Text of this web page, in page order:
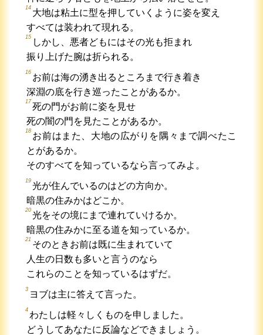
14
大地は粘土に型を押していくように姿を変え
すべては装われて現れる。
15
しかし、悪者どもにはその光も拒まれ
振り上げた腕は折られる。
16
お前は海の湧き出るところまで行き着き
深淵の底を行き巡ったことがあるか。
17
死の門がお前に姿を見せ
死の闇の門を見たことがあるか。
18
お前はまた、大地の広がりを隅々まで調べたこ
とがあるか。
そのすべてを知っているなら言ってみよ。
19
光が住んでいるのはどの方向か。
暗黒の住みかはどこか。
20
光をその境にまで連れていけるか。
暗黒の住みかに至る道を知っているか。
21
そのときお前は既に生まれていて
人生の日数も多いと言うのなら
これらのことを知っているはずだ。
3
ヨブは主に答えて言った。
4
わたしは軽々しくものを申しました。
どうしてあなたに反論などできましょう。